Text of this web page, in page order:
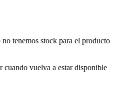
tenemos stock para el producto
cuando vuelva a estar disponible